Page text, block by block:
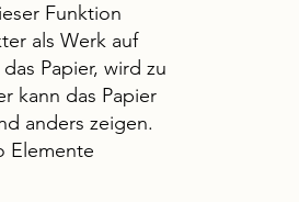
Funktion
als Werk auf
Papier, wird zu
kann das Papier
anders zeigen.
Elemente